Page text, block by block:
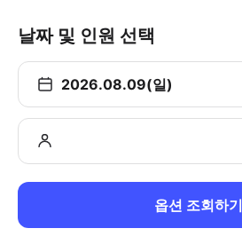
날짜 및 인원 선택
2026.08.09(일)
옵션 조회하기